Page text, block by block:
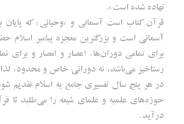
نهاده شده است».
قرآن کتاب است آسمانی و «وحیانی» که
آسمانی است و بزرگترین معجزه‌ پیامبر
برای تمامی دوران‌ها، اعصار و امصار و برای
رستاخیز می‌باشد، نه دورانی خاص و محدود،
در هر پنج سال تفسیری جامع به اسلام تقدیم
حوزه‌های علمیه و علمای شیعه را می‌طلبد تا
درآید.